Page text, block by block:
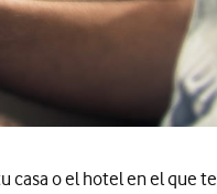
casa o el hotel en el que te